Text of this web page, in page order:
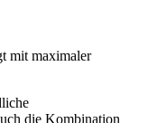
mit maximaler
die Kombination